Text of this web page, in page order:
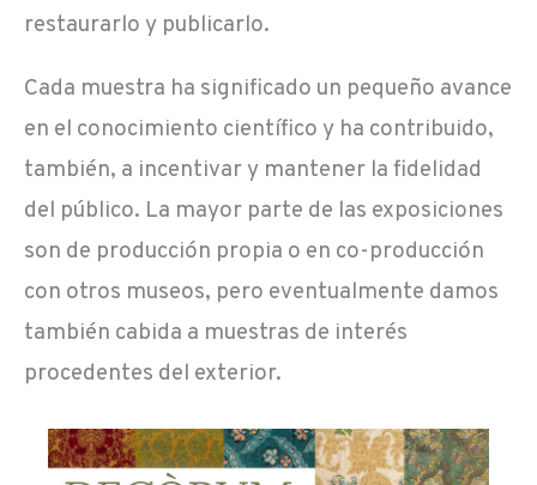
restaurarlo y publicarlo.
Cada muestra ha significado un pequeño avance
en el conocimiento científico y ha contribuido,
también, a incentivar y mantener la fidelidad
del público. La mayor parte de las exposiciones
son de producción propia o en co-producción
con otros museos, pero eventualmente damos
también cabida a muestras de interés
procedentes del exterior.